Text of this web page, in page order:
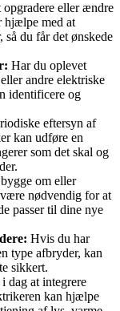
eller ændre
hjælpe med at
så du får det ønskede
Har du oplevet
andre elektriske
identificere og
eftersyn af
kan udføre en
som det skal og
om eller
nødvendig for at
passer til dine nye
Hvis du har
type afbryder, kan
sikkert.
dag at integrere
kan hjælpe